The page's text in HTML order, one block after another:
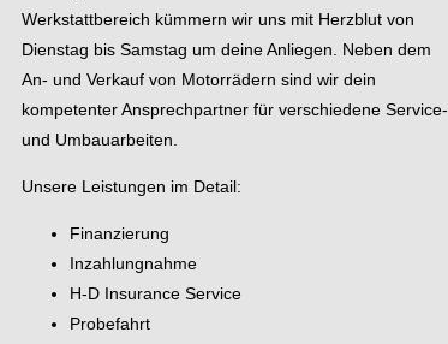
Werkstattbereich kümmern wir uns mit Herzblut von
Dienstag bis Samstag um deine Anliegen. Neben dem
An- und Verkauf von Motorrädern sind wir dein
kompetenter Ansprechpartner für verschiedene Service-
und Umbauarbeiten.
Unsere Leistungen im Detail:
Finanzierung
Inzahlungnahme
H-D Insurance Service
Probefahrt